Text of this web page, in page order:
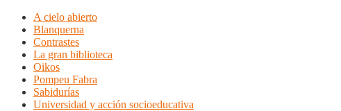
A cielo abierto
Blanquerna
Contrastes
La gran biblioteca
Oikos
Pompeu Fabra
Sabidurías
Universidad y acción socioeducativa